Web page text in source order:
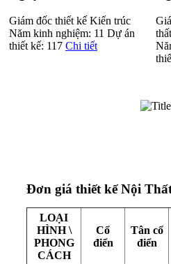
Giám đốc thiết kế Kiến trúc
Năm kinh nghiệm: 11 Dự án
thiết kế: 117 Chi tiết
thất
Đơn giá thiết kế Nội
LOẠI
HÌNH \
PHONG
CÁCH
Cổ
điển
Tân cổ
điển